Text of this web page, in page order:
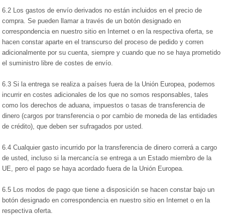
6.2 Los gastos de envío derivados no están incluidos en el precio de
compra. Se pueden llamar a través de un botón designado en
correspondencia en nuestro sitio en Internet o en la respectiva oferta, se
hacen constar aparte en el transcurso del proceso de pedido y corren
adicionalmente por su cuenta, siempre y cuando que no se haya prometido
el suministro libre de costes de envío.
6.3 Si la entrega se realiza a países fuera de la Unión Europea, podemos
incurrir en costes adicionales de los que no somos responsables, tales
como los derechos de aduana, impuestos o tasas de transferencia de
dinero (cargos por transferencia o por cambio de moneda de las entidades
de crédito), que deben ser sufragados por usted.
6.4 Cualquier gasto incurrido por la transferencia de dinero correrá a cargo
de usted, incluso si la mercancía se entrega a un Estado miembro de la
UE, pero el pago se haya acordado fuera de la Unión Europea.
6.5 Los modos de pago que tiene a disposición se hacen constar bajo un
botón designado en correspondencia en nuestro sitio en Internet o en la
respectiva oferta.